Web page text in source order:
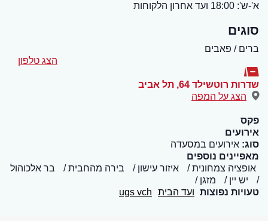
א'-ש': 18:00 ועד אחרון הלקוחות
סוגים
ברים / פאבים
הצג טלפון
שדרות רוטשילד 64 , תל אביב
הצג על המפה
פקס
אירועים
סוג: אירועים במסעדה
מאפיינים נוספים
אופציה צמחונית
איזור עישון בירה מהחבית
בר אלכוהול
יש יין
מזגן
טעויות נפוצות ועד הבית ugs vch